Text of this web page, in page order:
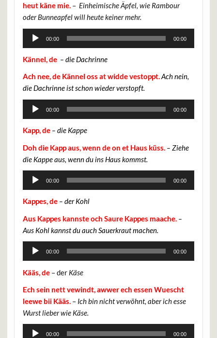
heut käne mie.– Einheimische Äpfel, wie Rambour
oder Bunneapfel will heute keiner mehr.
Audio-
00:00 00:00
Kännel, de – die Dachrinne
Ach nee, de Kännel oss at widde vestoppt.Ach nein,
die Dachrinne ist schon wieder verstopft.
Audio-
00:00 00:00
Kapp, de – die Kappe
Doh die Kapp aus, wenn de on et Haus küss. – Ziehe
die Kappe aus, wenn du ins Haus kommst.
Audio-
00:00 00:00
Kappes, de – der Kohl
Aus Kappes kannste och Saure Kappes maache. –
Aus Kohl kannst du auch Sauerkraut machen.
Audio-
00:00 00:00
Kääs, de– der Käse
Ech sein nett vewindt, awwer ech essen Wuescht
leewe bii Kääs. – Ich bin nicht verwöhnt, aber ich esse
Wurst lieber wie Käse.
Audio-
00:00 00:00